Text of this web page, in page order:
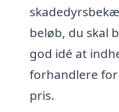
beløb, du skal
god idé at
forhandlere
pris.